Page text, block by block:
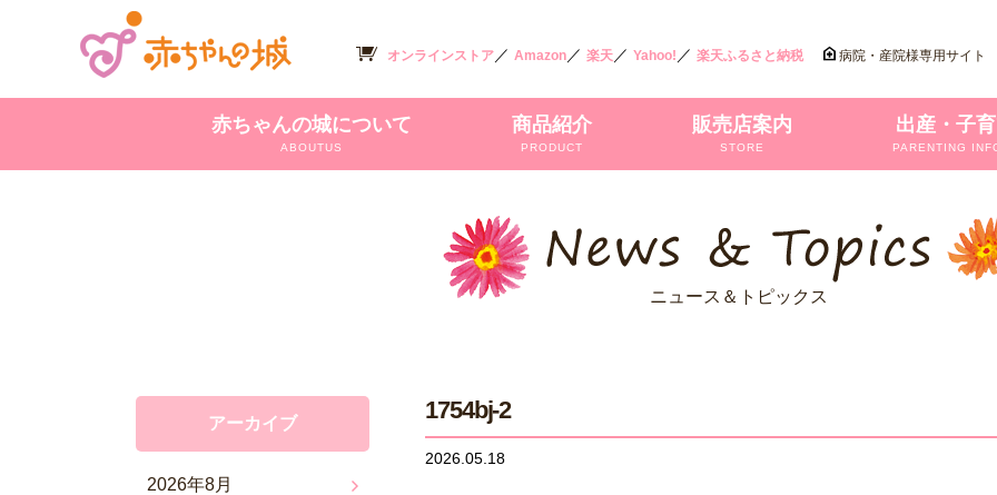
オンラインストア／ Amazon／ 楽天／ Yahoo! ／ 楽天ふるさと納税 病院・産院様専用サイト
赤ちゃんの城について
ABOUTUS
商品紹介
PRODUCT
販売店案内
STORE
出産・子
PARENTING
ニュース＆トピックス
1754bj-2
2026.05.18
アーカイブ
2026年8月